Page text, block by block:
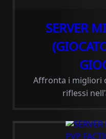
SERVER
Affronta i migliori
riflessi